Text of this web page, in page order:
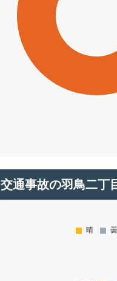
交通事故の羽鳥二丁